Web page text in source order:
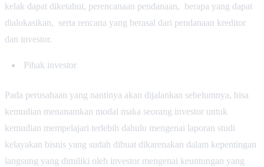
kelak dapat diketahui, perencanaan pendanaan, berapa yang dapat
dialokasikan, serta rencana yang berasal dari pendanaan kreditor
dan investor.
Pihak investor
Pada perusahaan yang nantinya akan dijalankan sebelumnya, bisa
kemudian menanamkan modal maka seorang investor untuk
kemudian mempelajari terlebih dahulu mengenai laporan studi
kelayakan bisnis yang sudah dibuat dikarenakan dalam kepentingan
langsung yang dimiliki oleh investor mengenai keuntungan yang